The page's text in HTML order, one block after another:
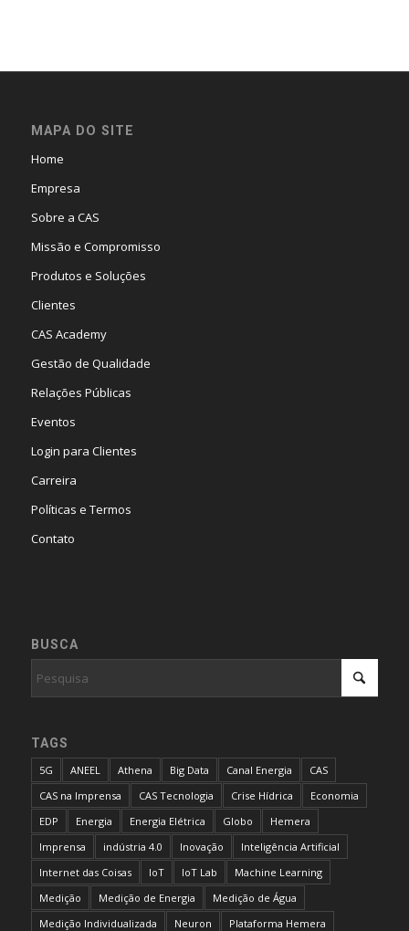
MAPA DO SITE
Home
Empresa
Sobre a CAS
Missão e Compromisso
Produtos e Soluções
Clientes
CAS Academy
Gestão de Qualidade
Relações Públicas
Eventos
Login para Clientes
Carreira
Políticas e Termos
Contato
BUSCA
TAGS
5G ANEEL Athena Big Data Canal Energia
CAS
CAS na Imprensa
CAS Tecnologia Crise Hídrica
Economia
EDP
Energia Energia Elétrica Globo
Hemera
Imprensa
indústria 4.0 Inovação
Inteligência Artificial
Internet das Coisas
IoT IoT Lab
Machine Learning
Medição
Medição de Energia
Medição de Água
Medição Individualizada
Neuron
Plataforma Hemera